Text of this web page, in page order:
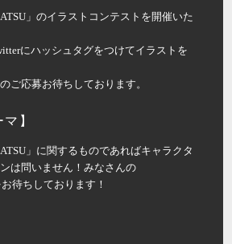
」のイラストコンテストを開催いた
にハッシュタグをつけてイラストを
ご応募お待ちしております。
】
」に関するものであればキャラクタ
は問いません！みなさんの
待ちしております！